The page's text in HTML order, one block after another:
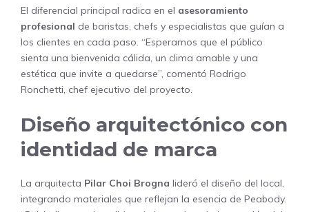
El diferencial principal radica en el asesoramiento
profesional de baristas, chefs y especialistas que guían a
los clientes en cada paso. “Esperamos que el público
sienta una bienvenida cálida, un clima amable y una
estética que invite a quedarse”, comentó Rodrigo
Ronchetti, chef ejecutivo del proyecto.
Diseño arquitectónico con
identidad de marca
La arquitecta Pilar Choi Brogna lideró el diseño del local,
integrando materiales que reflejan la esencia de Peabody.